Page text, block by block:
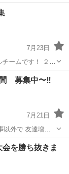
テナンス前後処理
研磨機でのバ
7月23日
ムです！ ２０
ります！ 新し
けますと幸いで
募集中〜‼️
7月21日
した！！ そんな人
わを勝ち抜きま